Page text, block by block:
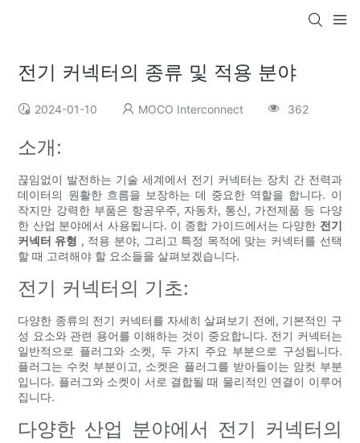
전기 커넥터의 종류 및 적용 분야
2024-01-10 MOCO Interconnect 362
소개:
끊임없이 발전하는 기술 세계에서 전기 커넥터는 장치 간 전력과
데이터의 원활한 흐름을 보장하는 데 중요한 역할을 합니다. 이
작지만 강력한 부품은 항공우주, 자동차, 통신, 가전제품 등 다양
한 산업 분야에서 사용됩니다. 이 종합 가이드에서는 다양한 전기
커넥터 유형 , 적용 분야, 그리고 특정 목적에 맞는 커넥터를 선택
할 때 고려해야 할 요소들을 살펴보겠습니다.
전기 커넥터의 기초:
다양한 종류의 전기 커넥터를 자세히 살펴보기 전에, 기본적인 구
성 요소와 관련 용어를 이해하는 것이 중요합니다. 전기 커넥터는
일반적으로 플러그와 소켓, 두 가지 주요 부분으로 구성됩니다.
플러그는 수컷 부분이고, 소켓은 플러그를 받아들이는 암컷 부분
입니다. 플러그와 소켓이 서로 결합될 때 물리적인 연결이 이루어
집니다.
다양한 산업 분야에서 전기 커넥터의